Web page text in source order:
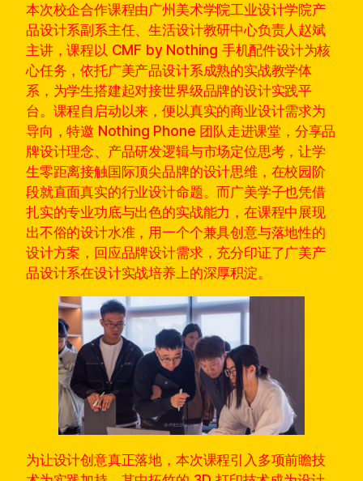
本次校企合作课程由广州美术学院工业设计学院产
品设计系副系主任、生活设计教研中心负责人赵斌
主讲，课程以 CMF by Nothing 手机配件设计为核
心任务，依托广美产品设计系成熟的实战教学体
系，为学生搭建起对接世界级品牌的设计实践平
台。课程自启动以来，便以真实的商业设计需求为
导向，特邀 Nothing Phone 团队走进课堂，分享品
牌设计理念、产品研发逻辑与市场定位思考，让学
生零距离接触国际顶尖品牌的设计思维，在校园阶
段就直面真实的行业设计命题。而广美学子也凭借
扎实的专业功底与出色的实战能力，在课程中展现
出不俗的设计水准，用一个个兼具创意与落地性的
设计方案，回应品牌设计需求，充分印证了广美产
品设计系在设计实战培养上的深厚积淀。
为让设计创意真正落地，本次课程引入多项前瞻技